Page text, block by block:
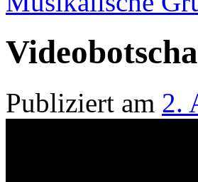
Publiziert am 2.